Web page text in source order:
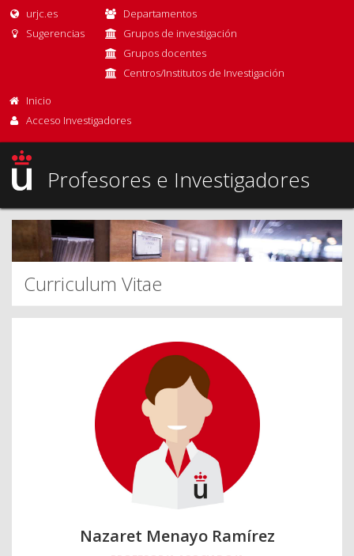
urjc.es
Sugerencias
Departamentos
Grupos de investigación
Grupos docentes
Centros/Institutos de Investigación
Inicio
Acceso Investigadores
Profesores e Investigadores
Curriculum Vitae
Nazaret Menayo Ramírez